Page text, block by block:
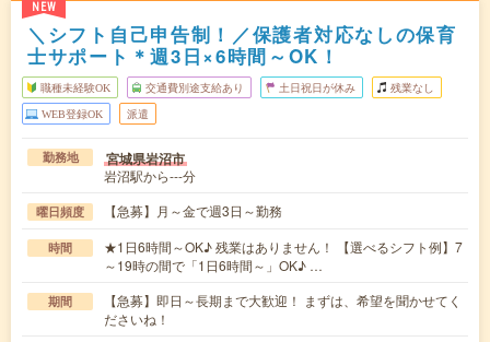
NEW
＼シフト自己申告制！／保護者対応なしの保育
士サポート＊週3日×6時間～OK！
職種未経験OK 交通費別途支給あり 土日祝日が休み 残業なし
WEB登録OK 派遣
勤務地 宮城県岩沼市
岩沼駅から---分
曜日頻度 【急募】月～金で週3日～勤務
時間
★1日6時間～OK♪ 残業はありません！ 【選べるシフト例】7
～19時の間で「1日6時間～」OK♪ …
期間
【急募】即日～長期まで大歓迎！ まずは、希望を聞かせてく
ださいね！